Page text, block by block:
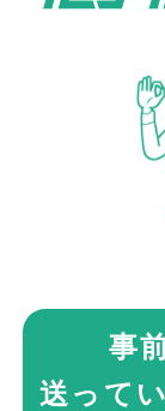
事
送って